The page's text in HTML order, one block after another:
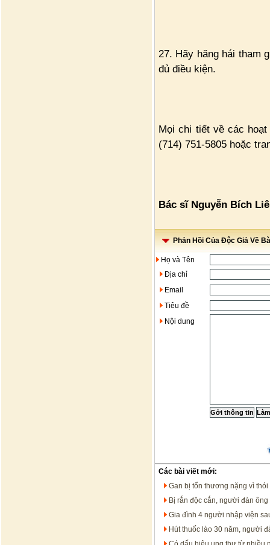
27. Hãy hăng hái tham
đủ điều kiện.
Mọi chi tiết về các
(714) 751-5805 hoặc
Bác sĩ Nguyễn Bích
Phản Hồi Của Độc Giả Về
Họ và Tên
Địa chỉ
Email
Tiêu đề
Nội dung
Các bài viết mới:
Gan bị tổn thương nặng vì
Bị rắn độc cắn, người đàn
Gia đình 4 người nhập viện
Hút thuốc lào 30 năm, người